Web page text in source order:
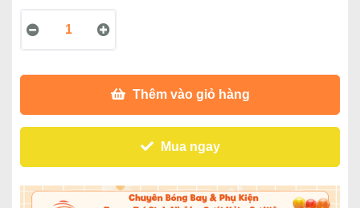
Thêm vào giỏ hàng
Mua ngay